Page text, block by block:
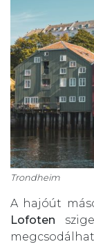
Trondheim
A hajóút
Lofoten